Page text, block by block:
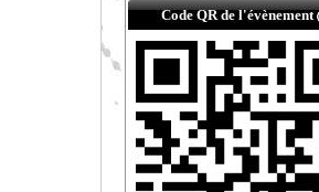
Code QR de l'évènement